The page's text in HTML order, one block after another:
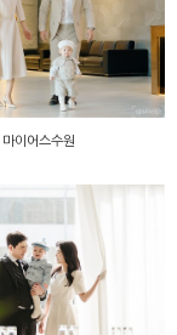
마이어스수원